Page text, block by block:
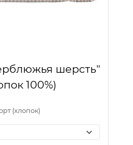
шерсть"
100%)
(хлопок)